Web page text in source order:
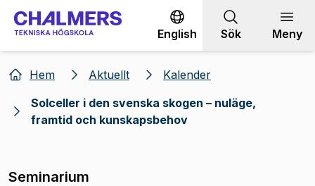
Gå till innehållet
English Sök Meny
Hem Aktuellt
Kalender
Solceller i den svenska skogen – nuläge,
framtid och kunskapsbehov
Seminarium